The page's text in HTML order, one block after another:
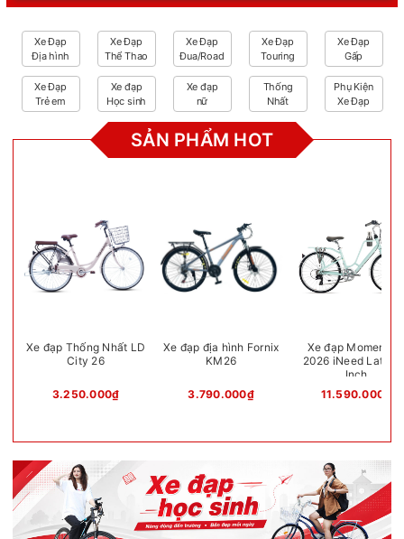
Xe Đạp
Địa hình
Xe Đạp
Thể Thao
Xe Đạp
Đua/Road
Xe Đạp
Touring
Xe Đạp
Gấp
Xe Đạp
Trẻ em
Xe đạp
Học sinh
Xe đạp
nữ
Thống
Nhất
Phụ Kiện
Xe Đạp
SẢN PHẨM HOT
Xe đạp Thống Nhất LD
City 26
3.250.000₫
Xe đạp địa hình Fornix
KM26
3.790.000₫
Xe đạp
2026 iNeed Latte
Inch
11.590.000₫